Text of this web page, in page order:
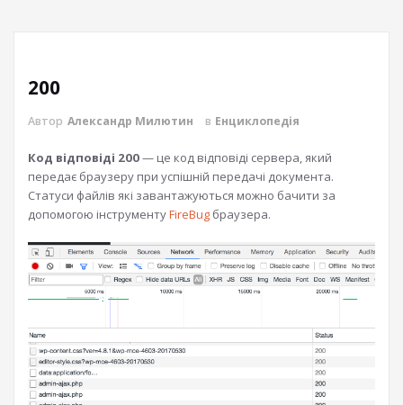
200
Автор Александр Милютин в Енциклопедія
Код відповіді 200— це код відповіді сервера, який
передає браузеру при успішній передачі документа.
Статуси файлів які завантажуються можно бачити за
допомогою інструментуFireBug браузера.